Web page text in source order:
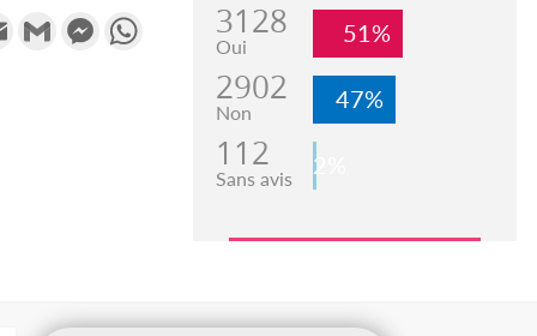
Email Gmail MessengerWhatsApp3128
Oui 51%
2902
Non 47%
112
Sans avis 2%